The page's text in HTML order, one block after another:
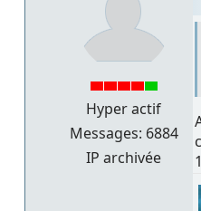
Hyper actif
Messages: 6884
IP archivée